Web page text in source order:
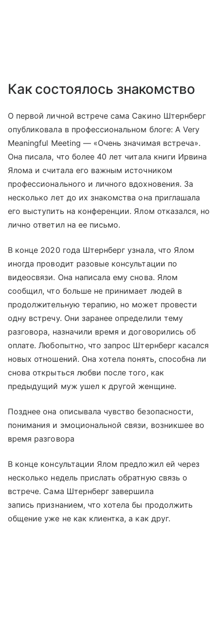
Как состоялось знакомство
О первой личной встрече сама Сакино Штернберг
опубликовала в профессиональном блоге: A Very
Meaningful Meeting — «Очень значимая встреча».
Она писала, что более 40 лет читала книги Ирвина
Ялома и считала его важным источником
профессионального и личного вдохновения. За
несколько лет до их знакомства она приглашала
его выступить на конференции. Ялом отказался, но
лично ответил на ее письмо.
В конце 2020 года Штернберг узнала, что Ялом
иногда проводит разовые консультации по
видеосвязи. Она написала ему снова. Ялом
сообщил, что больше не принимает людей в
продолжительную терапию, но может провести
одну встречу. Они заранее определили тему
разговора, назначили время и договорились об
оплате. Любопытно, что запрос Штернберг касался
новых отношений. Она хотела понять, способна ли
снова открыться любви после того, как
предыдущий муж ушел к другой женщине.
Позднее она описывала чувство безопасности,
понимания и эмоциональной связи, возникшее во
время разговора
В конце консультации Ялом предложил ей через
несколько недель прислать обратную связь о
встрече. Сама Штернберг завершила
запись признанием, что хотела бы продолжить
общение уже не как клиентка, а как друг.